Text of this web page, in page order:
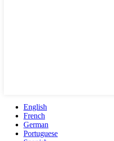
English
French
German
Portuguese